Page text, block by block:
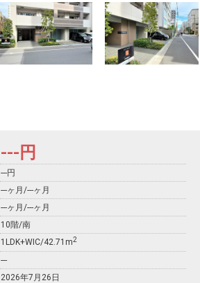
--- 円
---円
---ヶ月 /---ヶ月
---ヶ月 /---ヶ月
10階/南
1LDK+WIC/42.71m2
---
2026年7月26日